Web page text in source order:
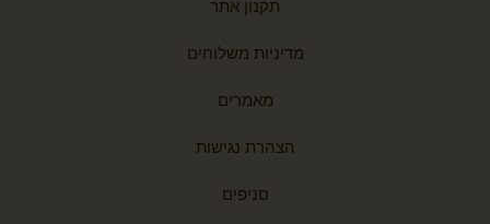
תקנון אתר
מדיניות משלוחים
מאמרים
הצהרת נגישות
סניפים